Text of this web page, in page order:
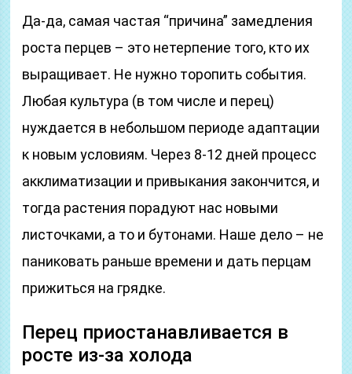
Да-да, самая частая “причина” замедления
роста перцев – это нетерпение того, кто их
выращивает. Не нужно торопить события.
Любая культура (в том числе и перец)
нуждается в небольшом периоде адаптации
к новым условиям. Через 8-12 дней процесс
акклиматизации и привыкания закончится, и
тогда растения порадуют нас новыми
листочками, а то и бутонами. Наше дело – не
паниковать раньше времени и дать перцам
прижиться на грядке.
Перец приостанавливается в
росте из-за холода